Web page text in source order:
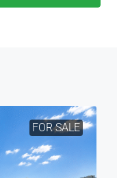
FOR SALE